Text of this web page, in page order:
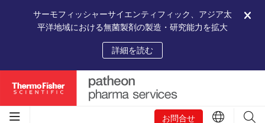
サーモフィッシャーサイエンティフィック、アジア太
平洋地域における無菌製剤の製造・研究能力を拡大
詳細を読む
お問合せ